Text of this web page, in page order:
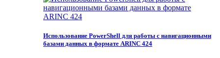
Использование PowerShell для работы с навигационными
базами данных в формате ARINC 424